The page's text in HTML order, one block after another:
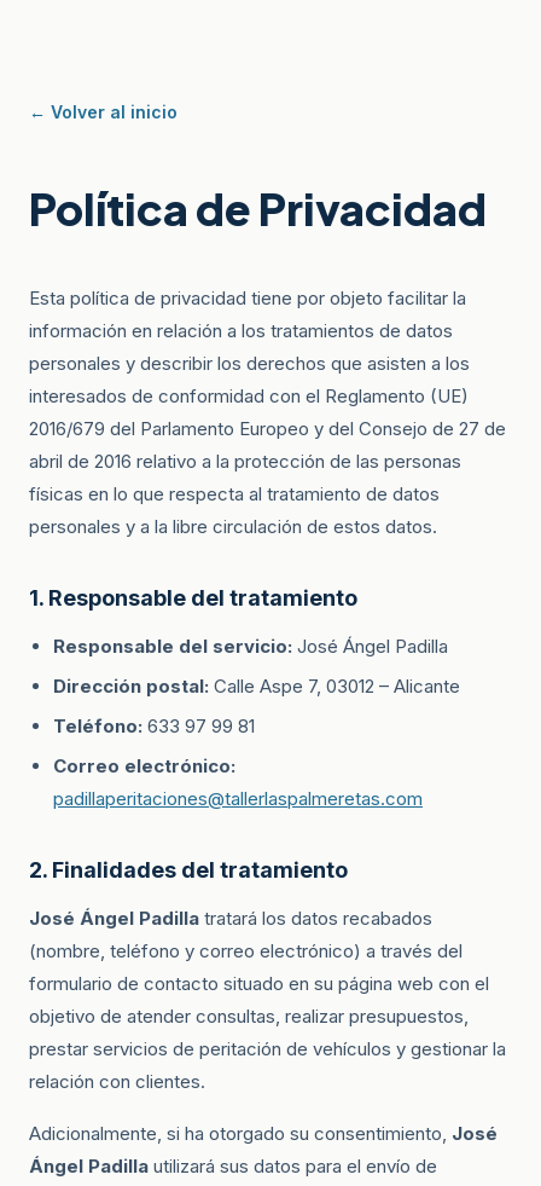
← Volver al inicio
Política de Privacidad
Esta política de privacidad tiene por objeto facilitar la
información en relación a los tratamientos de datos
personales y describir los derechos que asisten a los
interesados de conformidad con el Reglamento (UE)
2016/679 del Parlamento Europeo y del Consejo de 27 de
abril de 2016 relativo a la protección de las personas
físicas en lo que respecta al tratamiento de datos
personales y a la libre circulación de estos datos.
1. Responsable del tratamiento
Responsable del servicio: José Ángel Padilla
Dirección postal: Calle Aspe 7, 03012 – Alicante
Teléfono: 633 97 99 81
Correo electrónico:
padillaperitaciones@tallerlaspalmeretas.com
2. Finalidades del tratamiento
José Ángel Padilla tratará los datos recabados
(nombre, teléfono y correo electrónico) a través del
formulario de contacto situado en su página web con el
objetivo de atender consultas, realizar presupuestos,
prestar servicios de peritación de vehículos y gestionar la
relación con clientes.
Adicionalmente, si ha otorgado su consentimiento, José
Ángel Padilla utilizará sus datos para el envío de